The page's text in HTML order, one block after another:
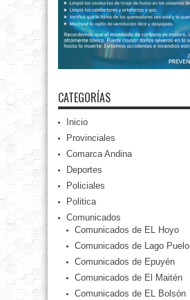
CATEGORÍAS
Inicio
Provinciales
Comarca Andina
Deportes
Policiales
Politica
Comunicados
Comunicados de EL Hoyo
Comunicados de Lago Puelo
Comunicados de Epuyén
Comunicados de El Maitén
Comunicados de EL Bolsón